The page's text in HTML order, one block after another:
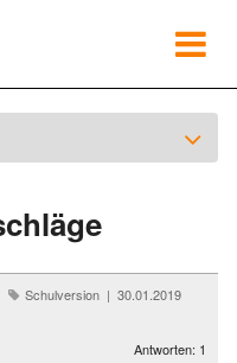
Schulversion | 30.01.2019
Antworten: 1